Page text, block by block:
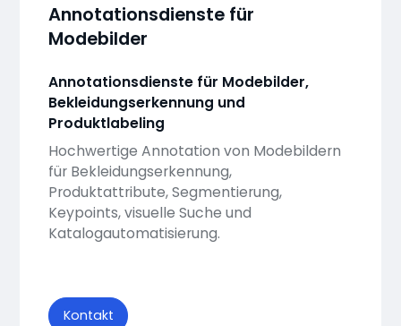
Annotationsdienste für
Modebilder
Annotationsdienste für Modebilder,
Bekleidungserkennung und
Produktlabeling
Hochwertige Annotation von Modebildern
für Bekleidungserkennung,
Produktattribute, Segmentierung,
Keypoints, visuelle Suche und
Katalogautomatisierung.
Kontakt